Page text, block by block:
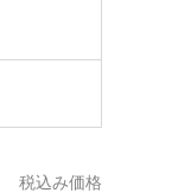
税込み価格